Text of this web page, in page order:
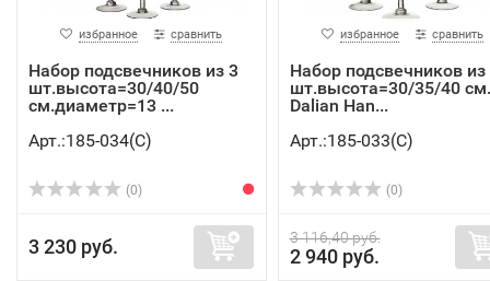
избранное сравнить
Набор подсвечников из 3
шт.высота=30/40/50
см.диаметр=13 ...
Арт.:185-034(C)
(0)
3 230 руб.
избранное сравнить
Набор подсвечников из
шт.высота=30/35/40 см.
Dalian Han...
Арт.:185-033(C)
(0)
3 116,40 руб.
2 940 руб.